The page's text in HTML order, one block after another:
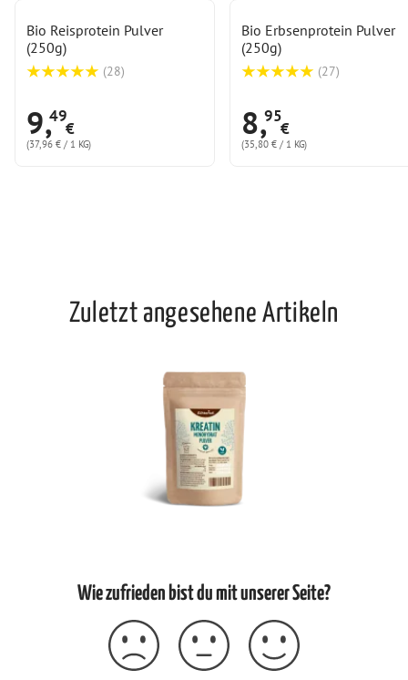
Bio Reisprotein Pulver
(250g)
(28)
9,49
€
(37,96 € / 1 KG)
Bio Erbsenprotein Pulver
(250g)
(27)
8,95
€
(35,80 € / 1 KG)
Zuletzt angesehene Artikeln
Wie zufrieden bist du mit unserer Seite?